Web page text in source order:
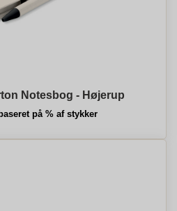
Notesbog - Højerup
på % af stykker